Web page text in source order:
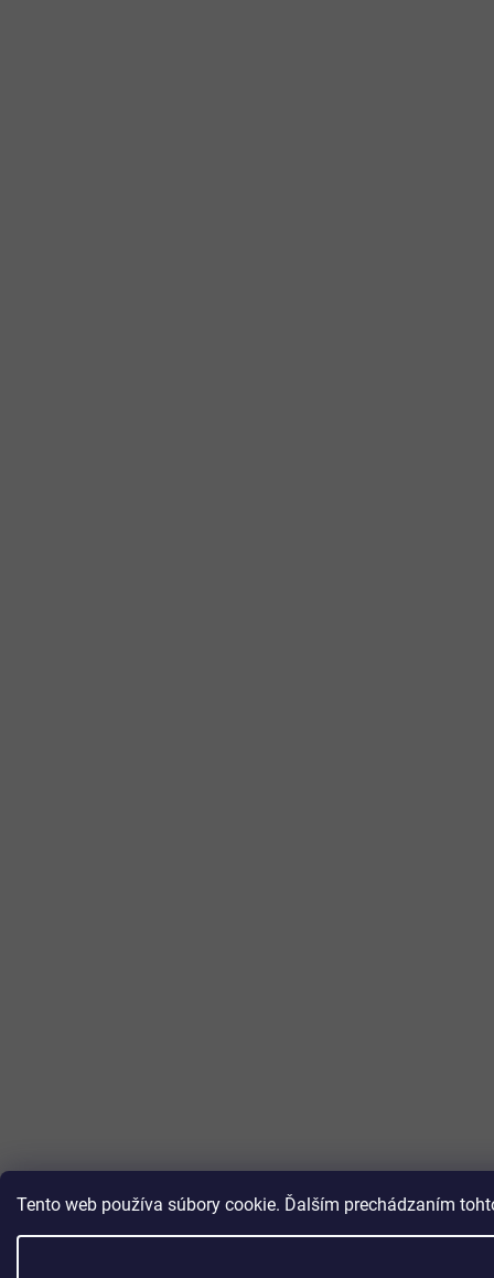
Tento web používa súbory cookie. Ďalším prechádzaním